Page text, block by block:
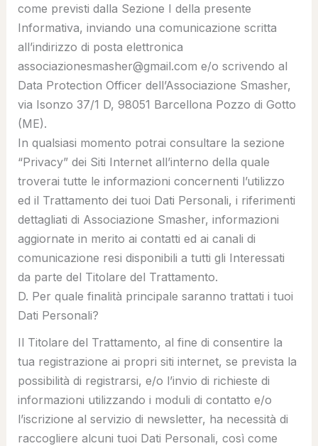
come previsti dalla Sezione I della presente
Informativa, inviando una comunicazione scritta
all’indirizzo di posta elettronica
associazionesmasher@gmail.com e/o scrivendo al
Data Protection Officer dell’Associazione Smasher,
via Isonzo 37/1 D, 98051 Barcellona Pozzo di Gotto
(ME).
In qualsiasi momento potrai consultare la sezione
“Privacy” dei Siti Internet all’interno della quale
troverai tutte le informazioni concernenti l’utilizzo
ed il Trattamento dei tuoi Dati Personali, i riferimenti
dettagliati di Associazione Smasher, informazioni
aggiornate in merito ai contatti ed ai canali di
comunicazione resi disponibili a tutti gli Interessati
da parte del Titolare del Trattamento.
D. Per quale finalità principale saranno trattati i tuoi
Dati Personali?
Il Titolare del Trattamento, al fine di consentire la
tua registrazione ai propri siti internet, se prevista la
possibilità di registrarsi, e/o l’invio di richieste di
informazioni utilizzando i moduli di contatto e/o
l’iscrizione al servizio di newsletter, ha necessità di
raccogliere alcuni tuoi Dati Personali, così come